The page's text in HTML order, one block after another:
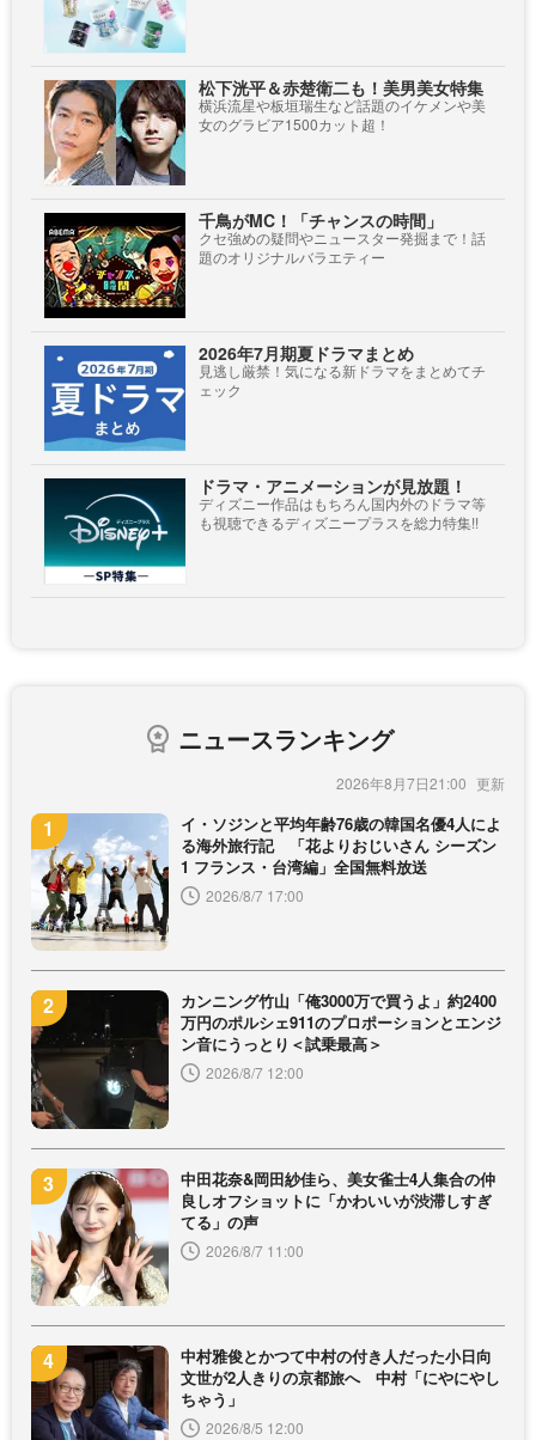
松下洸平＆赤楚衛二も！美男美女特集
横浜流星や板垣瑞生など話題のイケメンや美
女のグラビア1500カット超！
千鳥がMC！「チャンスの時間」
クセ強めの疑問やニュースター発掘まで！話
題のオリジナルバラエティー
2026年7月期夏ドラマまとめ
見逃し厳禁！気になる新ドラマをまとめてチ
ェック
ドラマ・アニメーションが見放題！
ディズニー作品はもちろん国内外のドラマ等
も視聴できるディズニープラスを総力特集!!
ニュースランキング
2026年8月7日21:00
イ・ソジンと平均年齢76歳の韓国名優4人によ
る海外旅行記 「花よりおじいさん シーズン
1 フランス・台湾編」全国無料放送
2026/8/7 17:00
カンニング竹山「俺3000万で買うよ」約2400
万円のポルシェ911のプロポーションとエンジ
ン音にうっとり＜試乗最高＞
2026/8/7 12:00
中田花奈&岡田紗佳ら、美女雀士4人集合の仲
良しオフショットに「かわいいが渋滞しすぎ
てる」の声
2026/8/7 11:00
中村雅俊とかつて中村の付き人だった小日向
文世が2人きりの京都旅へ 中村「にやにやし
ちゃう」
2026/8/5 12:00